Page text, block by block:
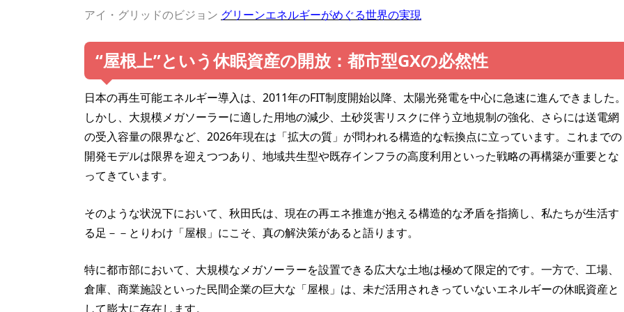
アイ・グリッドのビジョン グリーンエネルギーがめぐる世界の実現
“屋根上”という休眠資産の開放：都市型GXの必然性
日本の再生可能エネルギー導入は、2011年のFIT制度開始以降、太陽光発電を中心に急速に進んできました
しかし、大規模メガソーラーに適した用地の減少、土砂災害リスクに伴う立地規制の強化、さらには送電網
の受入容量の限界など、2026年現在は「拡大の質」が問われる構造的な転換点に立っています。これまでの
開発モデルは限界を迎えつつあり、地域共生型や既存インフラの高度利用といった戦略の再構築が重要とな
ってきています。
そのような状況下において、秋田氏は、現在の再エネ推進が抱える構造的な矛盾を指摘し、私たちが生活す
る足－－とりわけ「屋根」にこそ、真の解決策があると語ります。
特に都市部において、大規模なメガソーラーを設置できる広大な土地は極めて限定的です。一方で、工場、
倉庫、商業施設といった民間企業の巨大な「屋根」は、未だ活用されきっていないエネルギーの休眠資産と
して膨大に存在します。